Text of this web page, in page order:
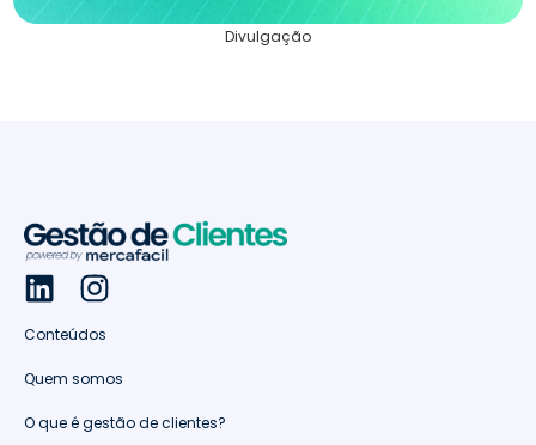
Divulgação
Conteúdos
Quem somos
O que é gestão de clientes?